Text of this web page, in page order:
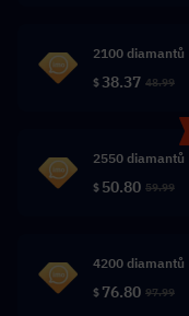
2100 diamantů
$38.37 48.99
2550 diamantů
$ 50.80 59.99
4200 diamantů
$ 76.80 97.99